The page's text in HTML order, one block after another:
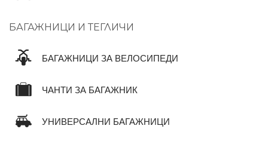
БАГАЖНИЦИ И ТЕГЛИЧИ
БАГАЖНИЦИ ЗА ВЕЛОСИПЕДИ
ЧАНТИ ЗА БАГАЖНИК
УНИВЕРСАЛНИ БАГАЖНИЦИ